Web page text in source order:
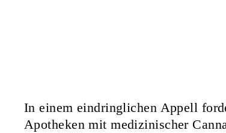
In einem eindringlichen Appell
Apotheken mit medizinischer